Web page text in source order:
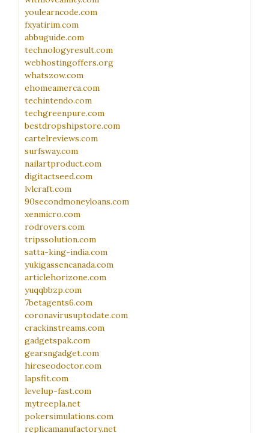
youlearncode.com
fxyatirim.com
abbuguide.com
technologyresult.com
webhostingoffers.org
whatszow.com
ehomeamerca.com
techintendo.com
techgreenpure.com
bestdropshipstore.com
cartelreviews.com
surfsway.com
nailartproduct.com
digitactseed.com
lvlcraft.com
90secondmoneyloans.com
xenmicro.com
rodrovers.com
tripssolution.com
satta-king-india.com
yukigassencanada.com
articlehorizone.com
yuqqbbzp.com
7betagents6.com
coronavirusuptodate.com
crackinstreams.com
gadgetspak.com
gearsngadget.com
hireseodoctor.com
lapsfit.com
levelup-fast.com
mytreepla.net
pokersimulations.com
replicamanufactory.net